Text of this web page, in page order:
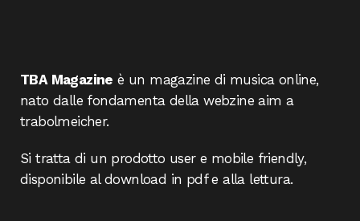
TBA Magazine è un magazine di musica online,
nato dalle fondamenta della webzine aim a
trabolmeicher.
Si tratta di un prodotto user e mobile friendly,
disponibile al download in pdf e alla lettura.